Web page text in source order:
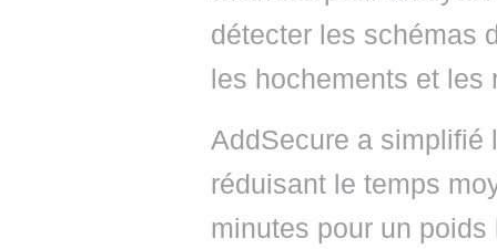
détecter les schémas
les hochements et les
AddSecure a simplifié
réduisant le temps
minutes pour un